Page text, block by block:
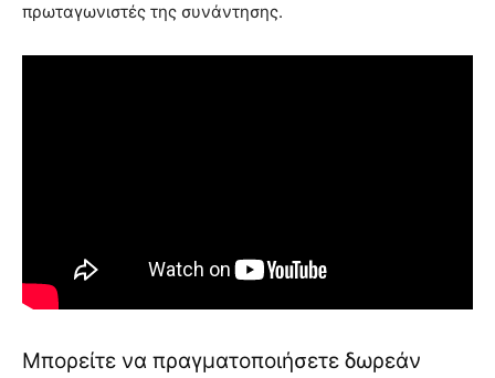
πρωταγωνιστές της συνάντησης.
Μπορείτε να πραγματοποιήσετε δωρεάν